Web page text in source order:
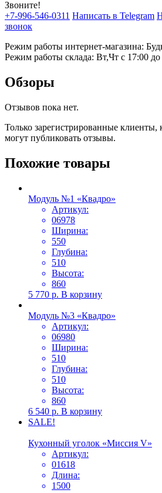
Звоните!
+7-996-546-0311 Написать в Telegram
звонок
Режим работы интернет-магазина:
Режим работы склада: Вт,Чт с 17:00 до
Обзоры
Отзывов пока нет.
Только зарегистрированные клиенты,
могут публиковать отзывы.
Похожие товары
Модуль №1 «Квадро»
Артикул:
06978
Ширина:
550
Глубина:
510
Высота:
860
5 770 р. В корзину
Модуль №3 «Квадро»
Артикул:
06980
Ширина:
510
Глубина:
510
Высота:
860
6 540 р. В корзину
SALE!
Кухонный уголок «Миссия V»
Артикул:
01618
Длина:
1500